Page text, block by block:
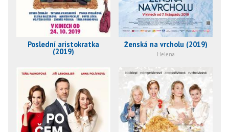
Poslední aristokratka
(2019)
Ženská na vrcholu (2019)
Helena